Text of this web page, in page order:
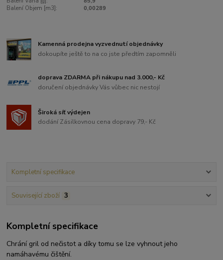
Balení Objem [m3]:
0,00289
Kamenná prodejna vyzvednutí objednávky
dokoupíte ještě to na co jste předtím zapomněli
doprava ZDARMA při nákupu nad 3.000,- Kč
doručení objednávky Vás vůbec nic nestojí
Široká síť výdejen
dodání Zásilkovnou cena dopravy 79,- Kč
Kompletní specifikace
Související zboží 3
Kompletní specifikace
Chrání gril od nečistot a díky tomu se lze vyhnout jeho
namáhavému čištění.